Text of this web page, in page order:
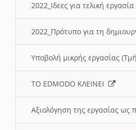
2022_Ιδεες για τελική
2022_Πρότυπο για τη
Υποβολή μικρής εργασίας
ΤΟ EDMODO ΚΛΕΙΝΕΙ
Αξιολόγηση της εργασίας